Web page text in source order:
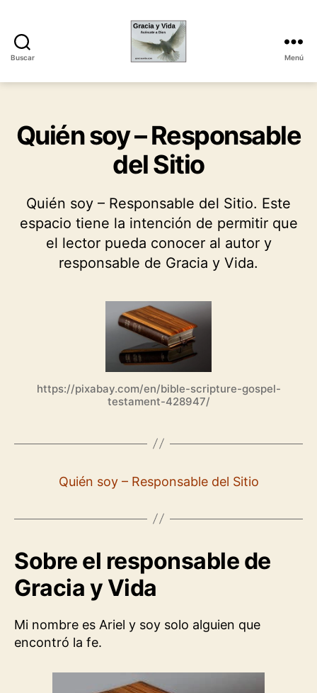
Buscar
y
Menú
Quién soy – Responsable
del Sitio
Quién soy – Responsable del Sitio. Este
espacio tiene la intención de permitir que
el lector pueda conocer al autor y
responsable de Gracia y Vida.
https://pixabay.com/en/bible-scripture-gospel-
testament-428947/
Quién soy – Responsable del Sitio
Sobre el responsable de
Gracia y Vida
Mi nombre es Ariel y soy solo alguien que
encontró la fe.